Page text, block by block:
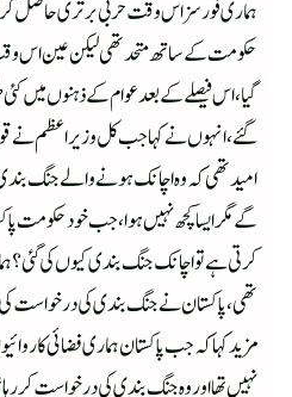
ہماری فورسز اس وقت حربی برتری حاصل کر
حکومت کے ساتھ متحد تھی لیکن عین اس
گیا،اس فیصلے کے بعد عوام کے ذہنوں میں
گئے،انہوں نے کہا جب کل وزیراعظم نے
امید تھی کہ وہ اچانک ہونے والے جنگ
گے مگر ایسا کچھ نہیں ہوا،جب خود حکومت
کرتی ہے تو اچانک جنگ بندی کیوں کی
تھی،پاکستان نے جنگ بندی کی درخواست
مزید کہا کہ جب پاکستان ہماری فضائی
نہیں تھا اور وہ جنگ بندی کی درخواست کر